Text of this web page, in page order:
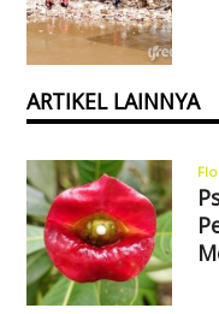
ARTIKEL LAINNYA